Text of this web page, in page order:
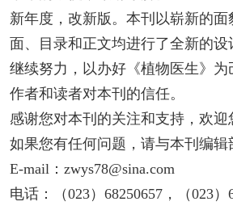
新年度，改新版。本刊以崭新的
面、目录和正文均进行了全新的
继续努力，以办好《植物医生》为
作者和读者对本刊的信任。
感谢您对本刊的关注和支持，欢迎
如果您有任何问题，请与本刊编辑
E-mail：zwys78@sina.com
电话：（023）68250657，（023）